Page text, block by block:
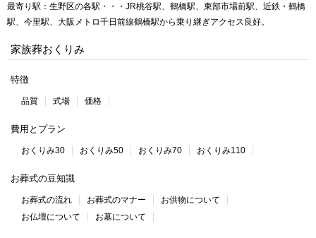
最寄り駅：生野区の各駅・・・JR桃谷駅、鶴橋駅、東部市場前駅、近鉄・鶴橋
駅、今里駅、大阪メトロ千日前線鶴橋駅から乗り継ぎアクセス良好。
家族葬おくりみ
特徴
品質 式場 価格
費用とプラン
おくりみ30 おくりみ50 おくりみ70 おくりみ110
お葬式の豆知識
お葬式の流れ お葬式のマナー
お供物について
お仏壇について
お墓について